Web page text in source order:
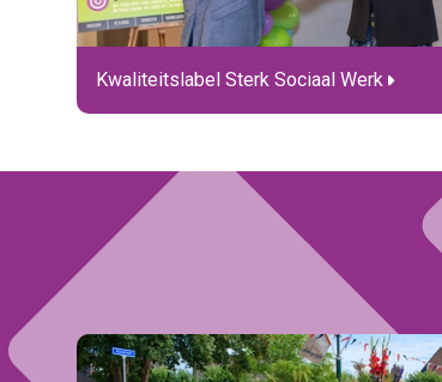
Kwaliteitslabel Sterk Sociaal Werk